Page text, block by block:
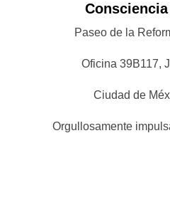
Paseo de la
Oficina 39B117,
Ciudad de
Orgullosamente